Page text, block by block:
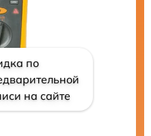
по
на сайте